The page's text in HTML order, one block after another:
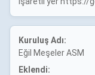
Kuruluş Adı:
Eğil Meşeler ASM
Eklendi: